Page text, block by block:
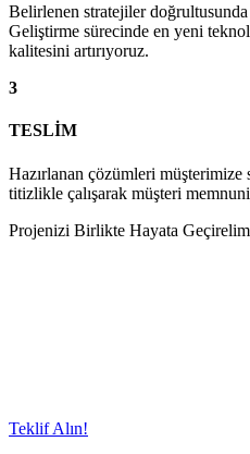
Belirlenen stratejiler
Geliştirme sürecinde en yeni
kalitesini artırıyoruz.
3
TESLİM
Hazırlanan çözümleri
titizlikle çalışarak müşteri
Projenizi Birlikte Hayata
Teklif Alın!